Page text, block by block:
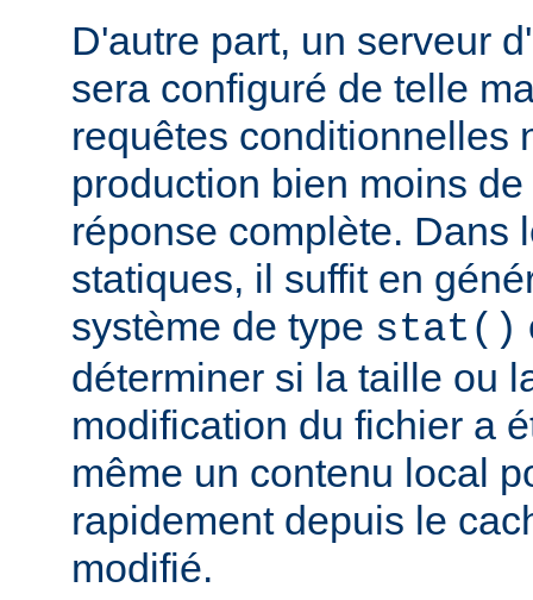
D'autre part, un serveur
sera configuré de telle
requêtes conditionnelles
production bien moins
réponse complète. Dans
statiques, il suffit en
système de type stat()
déterminer si la taille ou
modification du fichier a
même un contenu local
rapidement depuis le
modifié.